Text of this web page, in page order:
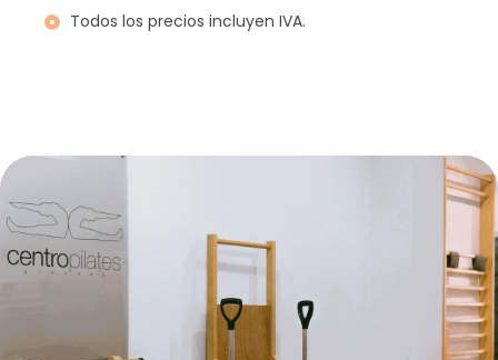
Todos los precios incluyen IVA.